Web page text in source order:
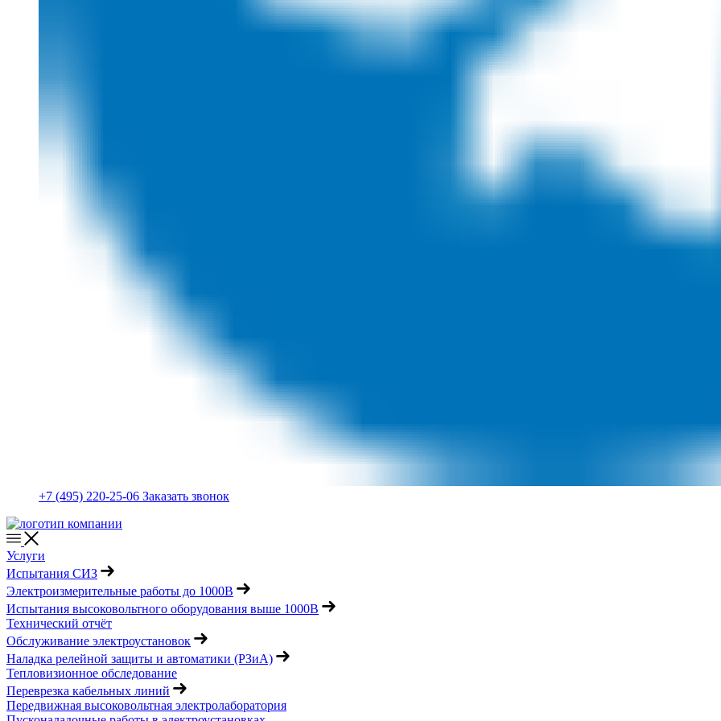
+7 (495) 220-25-06 Заказать звонок
Услуги
Испытания СИЗ
Электроизмерительные работы до 1000В
Испытания высоковольтного оборудования выше 1000В
Технический отчёт
Обслуживание электроустановок
Наладка релейной защиты и автоматики (РЗиА)
Тепловизионное обследование
Переврезка кабельных линий
Передвижная высоковольтная электролаборатория